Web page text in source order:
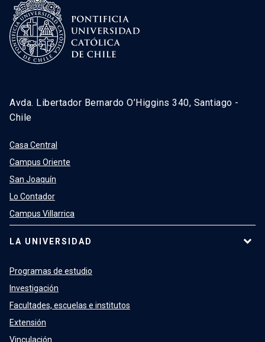
Avda. Libertador Bernardo O’Higgins 340, Santiago -
Chile
Casa Central
Campus Oriente
San Joaquín
Lo Contador
Campus Villarrica
LA UNIVERSIDAD
Programas de estudio
Investigación
Facultades, escuelas e institutos
Extensión
Vinculación